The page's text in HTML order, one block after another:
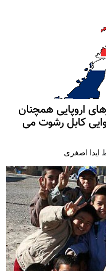
اروپایی همچنان
کابل رشوت می
ایدا اصغری